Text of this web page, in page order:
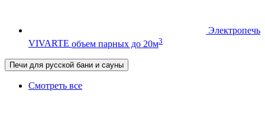
Электропечь
VIVARTE объем парных до 20м3
Печи для русской бани и сауны
Смотреть все